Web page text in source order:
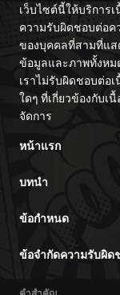
เว็บไซต์นี้ให้บริการ
ความรับผิดชอบต่อค
ของบุคคลที่สามที่แส
ข้อมูลและภาพทั้งหม
เราไม่รับผิดชอบต่อ
ใดๆ ที่เกี่ยวข้องกับเ
จัดการ
หน้าแรก
บทนำ
ข้อกำหนด
ข้อจำกัดความรับผิด